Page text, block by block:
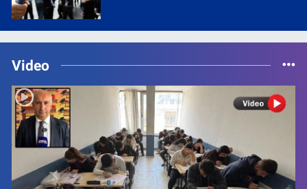
Video